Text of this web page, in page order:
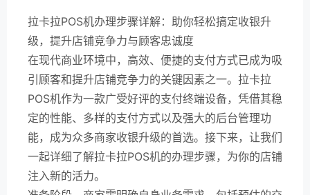
拉卡拉POS机办理步骤详解：助你轻松搞定收银升
级，提升店铺竞争力与顾客忠诚度
在现代商业环境中，高效、便捷的支付方式已成为吸
引顾客和提升店铺竞争力的关键因素之一。拉卡拉
POS机作为一款广受好评的支付终端设备，凭借其稳
定的性能、多样的支付方式以及强大的后台管理功
能，成为众多商家收银升级的首选。接下来，让我们
一起详细了解拉卡拉POS机的办理步骤，为你的店铺
注入新的活力。